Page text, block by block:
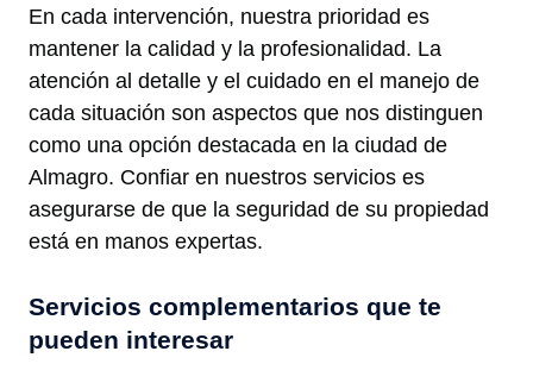
En cada intervención, nuestra prioridad es
mantener la calidad y la profesionalidad. La
atención al detalle y el cuidado en el manejo de
cada situación son aspectos que nos distinguen
como una opción destacada en la ciudad de
Almagro. Confiar en nuestros servicios es
asegurarse de que la seguridad de su propiedad
está en manos expertas.
Servicios complementarios que te
pueden interesar